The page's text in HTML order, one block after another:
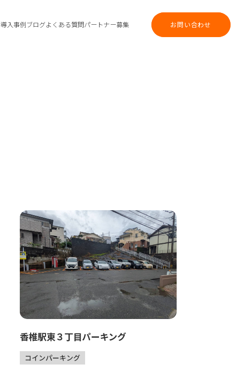
導入事例ブログよくある質問パートナー募集
お問い合わせ
お問い合わせ
香椎駅東３丁目パーキング
コインパーキング